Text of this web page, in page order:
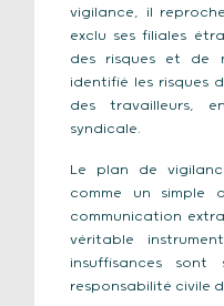
vigilance, il
exclu ses filiales
des risques et de
identifié les risques
des travailleurs,
syndicale.
Le plan de
comme un simple
communication
véritable
insuffisances sont
responsabilité civile